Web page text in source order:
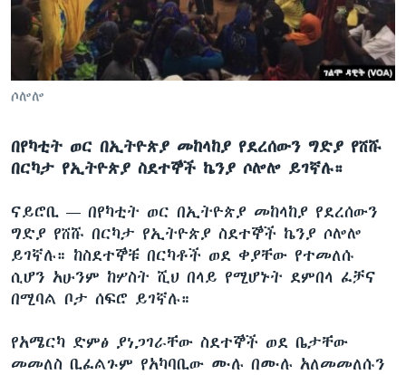
ቋንቋዎች
ሶሎሎ
በየካቲት ወር በኢትዮጵያ መከላከያ የደረሰውን ግድያ የሸሹ
በርካታ የኢትዮጵያ ስደተኞች ኬንያ ሶሎሎ ይገኛሉ።
ናይሮቢ — በየካቲት ወር በኢትዮጵያ መከላከያ የደረሰውን
ግድያ የሸሹ በርካታ የኢትዮጵያ ስደተኞች ኬንያ ሶሎሎ
ይገኛሉ። ከስደተኞቹ በርካቶች ወደ ቀያቸው የተመለሱ
ሲሆን አሁንም ከሦስት ሺህ በላይ የሚሆኑት ደምበላ ፈቻና
በሚባል ቦታ ሰፍሮ ይገኛሉ።
የአሜርካ ድምፅ ያነጋገራቸው ስደተኞች ወደ ቤታቸው
መመለስ ቢፈልጉም የአካባቢው ሙሉ በሙሉ አለመመለሱን